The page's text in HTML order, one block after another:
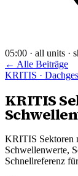
05:00 · all units ·
← Alle Beiträge
KRITIS ·
KRITIS
KRITIS Sektoren
Schwellenwerte,
Schnellreferenz